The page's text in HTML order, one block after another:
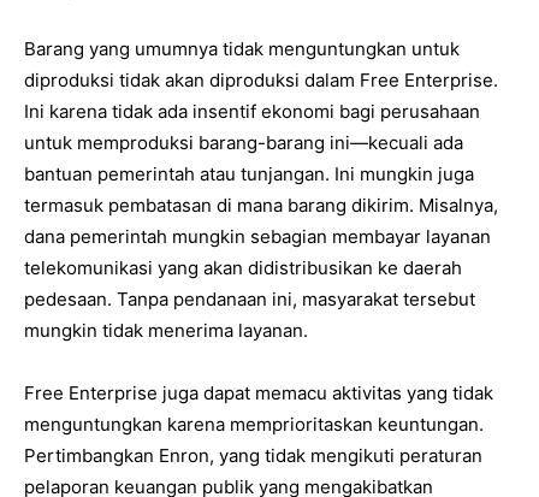
Barang yang umumnya tidak menguntungkan untuk
diproduksi tidak akan diproduksi dalam Free Enterprise.
Ini karena tidak ada insentif ekonomi bagi perusahaan
untuk memproduksi barang-barang ini—kecuali ada
bantuan pemerintah atau tunjangan. Ini mungkin juga
termasuk pembatasan di mana barang dikirim. Misalnya,
dana pemerintah mungkin sebagian membayar layanan
telekomunikasi yang akan didistribusikan ke daerah
pedesaan. Tanpa pendanaan ini, masyarakat tersebut
mungkin tidak menerima layanan.
Free Enterprise juga dapat memacu aktivitas yang tidak
menguntungkan karena memprioritaskan keuntungan.
Pertimbangkan Enron, yang tidak mengikuti peraturan
pelaporan keuangan publik yang mengakibatkan